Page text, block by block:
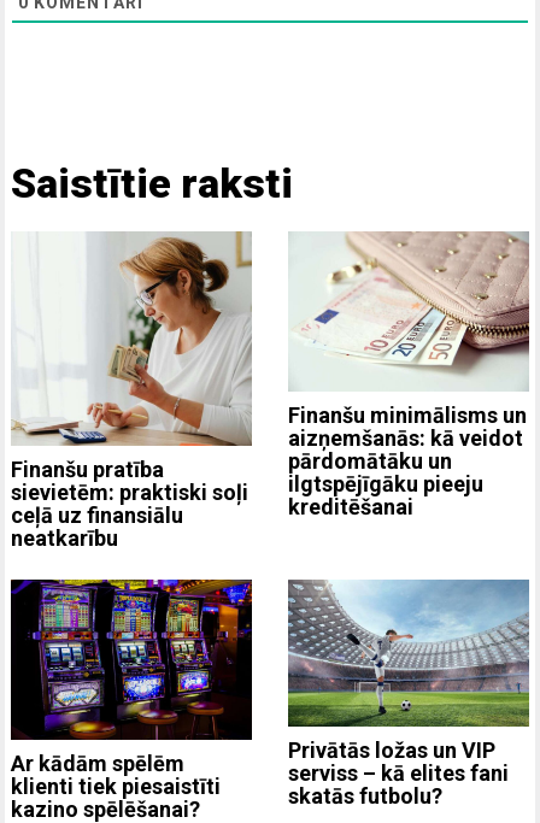
Saistītie raksti
Finanšu pratība
sievietēm: praktiski soļi
ceļā uz finansiālu
neatkarību
Finanšu minimālisms un
aizņemšanās: kā veidot
pārdomātāku un
ilgtspējīgāku pieeju
kreditēšanai
Ar kādām spēlēm
klienti tiek piesaistīti
kazino spēlēšanai?
Privātās ložas un VIP
serviss – kā elites fani
skatās futbolu?